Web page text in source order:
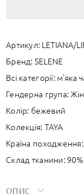
Артикул: LETIANA/
Бренд: SELENE
Всі категорії:м'яка
Гендерна група:
Колір: бежевий
Колекція: TAYA
Країна походження:
Склад тканини:90%
ОПИС